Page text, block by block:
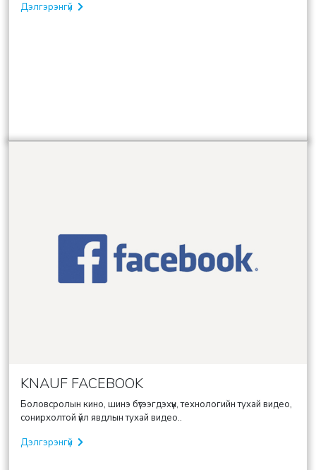
Дэлгэрэнгүй
KNAUF FACEBOOK
Боловсролын кино, шинэ бүтээгдэхүүн, технологийн тухай видео,
сонирхолтой үйл явдлын тухай видео..
Дэлгэрэнгүй